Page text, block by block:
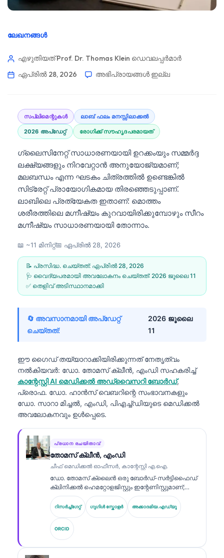
ലേഖനങ്ങൾ
എഴുതിയത് Prof. Dr. Thomas Klein ഡെവലപ്പർമാർ
ഏപ്രിൽ 28, 2026
അഭിപ്രായങ്ങൾ ഇല്ല
സപ്ലിമെന്റുകൾ ലാബ് ഫലം മനസ്സിലാക്കൽ
2026 അപ്‌ഡേറ്റ് രോഗിക്ക് സൗഹൃദപരമായത്
ഗ്ലൈസിനേറ്റ് സാധാരണയായി ഉറക്കംയും സമ്മർദ്ദ
ലക്ഷ്യങ്ങളും നിറവേറ്റാൻ അനുയോജ്യമാണ്;
മലബന്ധം എന്ന ഘടകം ചിത്രത്തിൽ ഉണ്ടെങ്കിൽ
സിട്രേറ്റ് പ്രായോഗികമായ തിരഞ്ഞെടുപ്പാണ്.
ലാബിലെ പ്രത്യേകത ഇതാണ്: മൊത്തം
ശരീരത്തിലെ മഗ്നീഷ്യം കുറവായിരിക്കുമ്പോഴും സീറം
മഗ്നീഷ്യം സാധാരണയായി തോന്നാം.
📖 ~11 മിനിറ്റ്📅 ഏപ്രിൽ 28, 2026
📝 പ്രസിദ്ധ. ചെയ്തത്: ഏപ്രിൽ 28, 2026
🩺 വൈദ്യപരമായി അവലോകനം ചെയ്തത്: 2026 ജൂലൈ 11
✅ തെളിവ് അടിസ്ഥാനമാക്കി
🔄 അവസാനമായി അപ്ഡേറ്റ്
ചെയ്തത്:
2026 ജൂലൈ
11
ഈ ഗൈഡ് തയ്യാറാക്കിയിരിക്കുന്നത് നേതൃത്വം
നൽകിയവർ: ഡോ. തോമസ് ക്ലീൻ, എംഡി സഹകരിച്ച്
കാന്റേസ്റ്റി AI മെഡിക്കൽ അഡ്വൈസറി ബോർഡ്,
പ്രൊഫ. ഡോ. ഹാൻസ് വെബറിന്റെ സംഭാവനകളും
ഡോ. സാറാ മിച്ചൽ, എംഡി, പിഎച്ച്ഡിയുടെ മെഡിക്കൽ
അവലോകനവും ഉൾപ്പെടെ.
പ്രധാന രചയിതാവ്
തോമസ് ക്ലീൻ, എംഡി
ചീഫ് മെഡിക്കൽ ഓഫീസർ, കാന്റേസ്റ്റി എ.ഐ.
ഡോ. തോമസ് ക്ലൈൻ ഒരു ബോർഡ്-സർട്ടിഫൈഡ്
ക്ലിനിക്കൽ ഹെമറ്റോളജിസ്റ്റും ഇന്റേണിസ്റ്റുമാണ്;
ലബോറട്ടറി മെഡിസിനിൽ 15 വർഷത്തിലധികം
അനുഭവവും AI സഹായത്തോടെ ക്ലിനിക്കൽ
വിശകലനത്തിൽ വിദഗ്ധതയും അദ്ദേഹത്തിനുണ്ട്.
Kantesti AI-യിലെ ചീഫ് മെഡിക്കൽ ഓഫീസറായി,
സ്വകാര്യ ന്യുറൽ നെറ്റ്‌വർക്കിന്റെ വൈദ്യശാസ്ത്ര
കൃത്യത സംബന്ധിച്ച മെഡിക്കൽ മേൽനോട്ടം
അദ്ദേഹം നൽകുന്നു. ബയോമാർക്കർ വ്യാഖ്യാനംയും
റിസർച്ച്ഗേറ്റ് ഗൂഗിൾ സ്കോളർ അക്കാദമിയ.എഡ്യൂ
ORCID